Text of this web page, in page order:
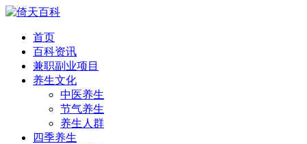
首页
百科资讯
兼职副业项目
养生文化
中医养生
节气养生
养生人群
四季养生